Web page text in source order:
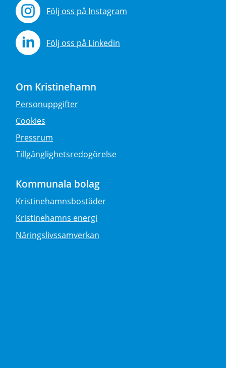
Följ oss på Instagram
Följ oss på Linkedin
Om Kristinehamn
Personuppgifter
Cookies
Pressrum
Tillgänglighetsredogörelse
Kommunala bolag
Kristinehamnsbostäder
Kristinehamns energi
Näringslivssamverkan